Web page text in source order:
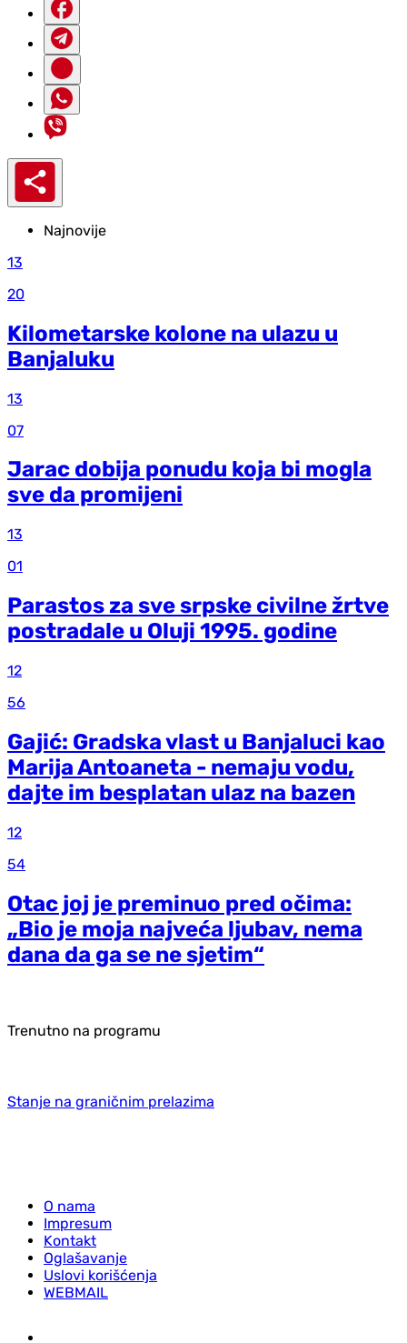
Najnovije
13
20
Kilometarske kolone na ulazu u
Banjaluku
13
07
Jarac dobija ponudu koja bi mogla
sve da promijeni
13
01
Parastos za sve srpske civilne žrtve
postradale u Oluji 1995. godine
12
56
Gajić: Gradska vlast u Banjaluci kao
Marija Antoaneta - nemaju vodu,
dajte im besplatan ulaz na bazen
12
54
Otac joj je preminuo pred očima:
„Bio je moja najveća ljubav, nema
dana da ga se ne sjetim“
Trenutno na programu
Stanje na graničnim prelazima
O nama
Impresum
Kontakt
Oglašavanje
Uslovi korišćenja
WEBMAIL